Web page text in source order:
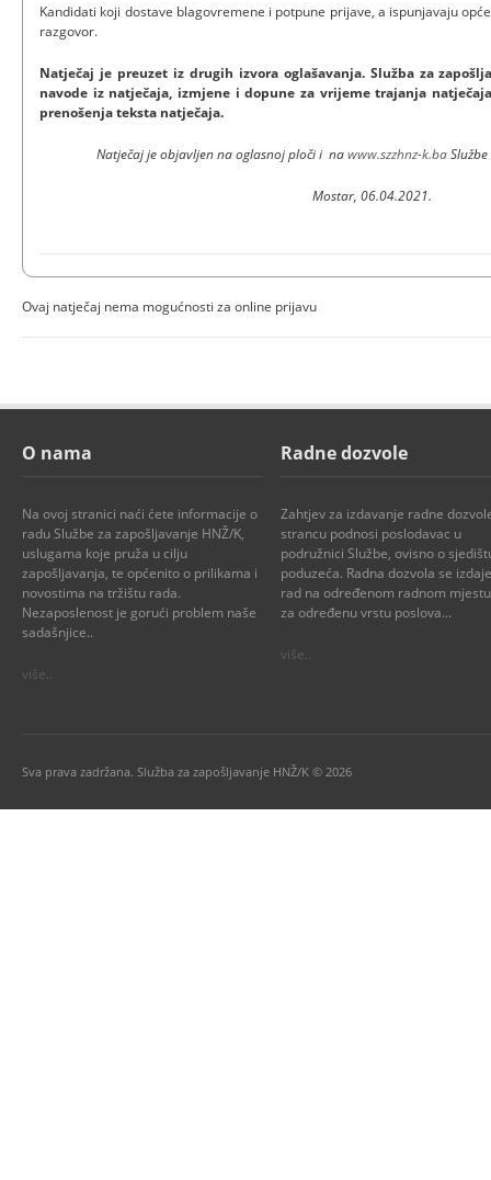
Kandidati koji dostave blagovremene i potpune prijave, a ispunjavaju
razgovor.
Natječaj je preuzet iz drugih izvora oglašavanja. Služba za
navode iz natječaja, izmjene i dopune za vrijeme trajanja
prenošenja teksta natječaja.
Natječaj je objavljen na oglasnoj ploči i nawww.szzhnz-k.ba
Mostar, 06.04.2021.
Ovaj natječaj nema mogućnosti za online prijavu
O nama
Na ovoj stranici naći ćete informacije o
radu Službe za zapošljavanje HNŽ/K,
uslugama koje pruža u cilju
zapošljavanja, te općenito o prilikama i
novostima na tržištu rada.
Nezaposlenost je gorući problem naše
sadašnjice..
više..
Radne dozvole
Zahtjev za izdavanje radne
strancu podnosi poslodavac u
podružnici Službe, ovisno o
poduzeća. Radna dozvola se
rad na određenom radnom
za određenu vrstu poslova...
više..
Sva prava zadržana. Služba za zapošljavanje HNŽ/K © 2026